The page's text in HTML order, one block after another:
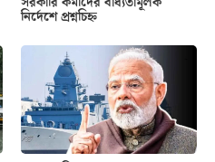
নির্দেশে প্রশ্নচিহ্ন